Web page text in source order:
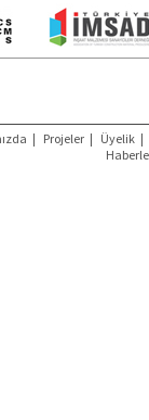
| Projeler | Üyelik |